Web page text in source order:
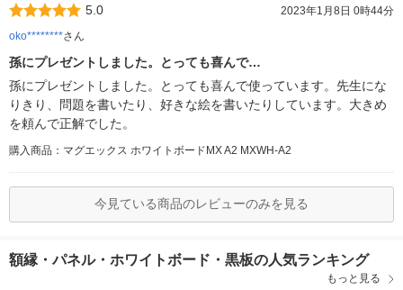
5.0
2023年1月8日 0時44分
oko********さん
孫にプレゼントしました。とっても喜んで…
孫にプレゼントしました。とっても喜んで使っています。先生にな
りきり、問題を書いたり、好きな絵を書いたりしています。大きめ
を頼んで正解でした。
購入商品：マグエックス ホワイトボードMX A2 MXWH-A2
今見ている商品のレビューのみを見る
額縁・パネル・ホワイトボード・黒板の人気ランキング
もっと見る